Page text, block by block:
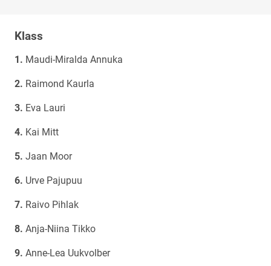
Klassi
Klass
Maudi-Miralda Annuka
Raimond Kaurla
Eva Lauri
Kai Mitt
Jaan Moor
Urve Pajupuu
Raivo Pihlak
Anja-Niina Tikko
Anne-Lea Uukvolber